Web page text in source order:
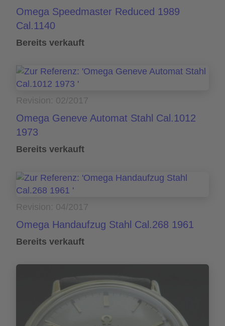
Omega Speedmaster Reduced 1989
Cal.1140
Bereits verkauft
Revision: 02/2017
Omega Geneve Automat Stahl Cal.1012
1973
Bereits verkauft
Revision: 04/2017
Omega Handaufzug Stahl Cal.268 1961
Bereits verkauft